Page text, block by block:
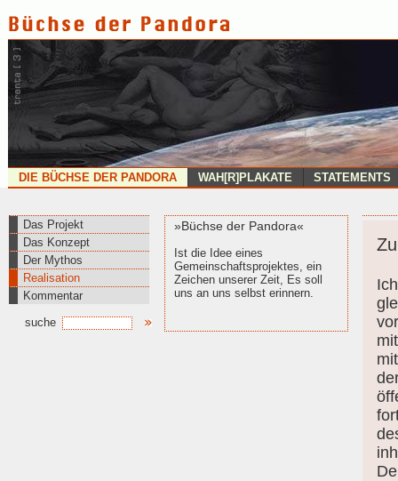
DIE BÜCHSE DER PANDORA WAH[R]PLAKATE STATEMENTS
Das Projekt
Das Konzept
Der Mythos
Realisation
Kommentar
suche
»Büchse der Pandora«
Ist die Idee eines
Gemeinschaftsprojektes, ein
Zeichen unserer Zeit, Es soll
uns an uns selbst erinnern.